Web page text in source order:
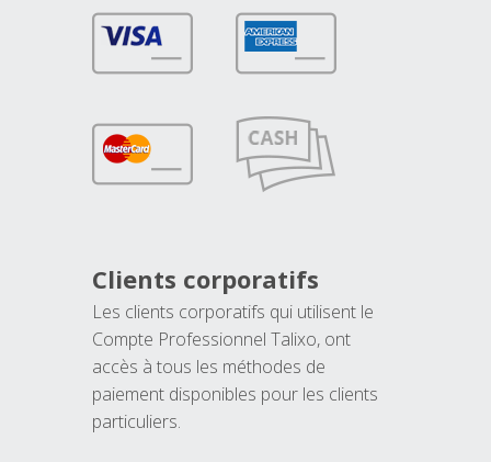
Clients corporatifs
Les clients corporatifs qui utilisent le
Compte Professionnel Talixo, ont
accès à tous les méthodes de
paiement disponibles pour les clients
particuliers.